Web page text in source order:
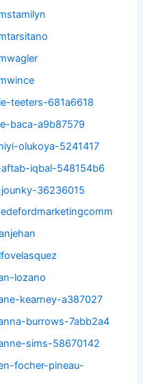
teeters-681a6618
baca-a9b87579
olukoya-5241417
iqbal-548154b6
36236015
lozano
kearney-a387027
burrows-7abb2a4
sims-58670142
focher-pineau-